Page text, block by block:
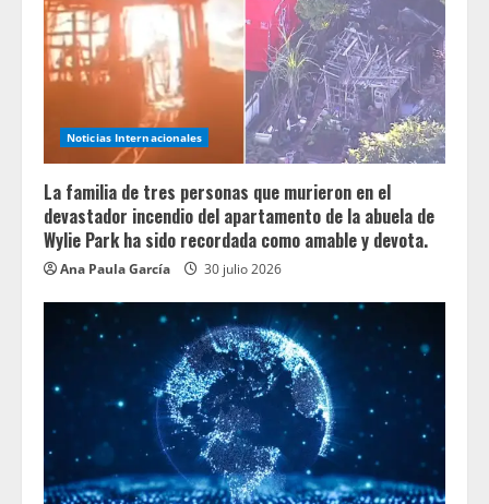
Noticias Internacionales
La familia de tres personas que murieron en el
devastador incendio del apartamento de la abuela de
Wylie Park ha sido recordada como amable y devota.
Ana Paula García 30 julio 2026